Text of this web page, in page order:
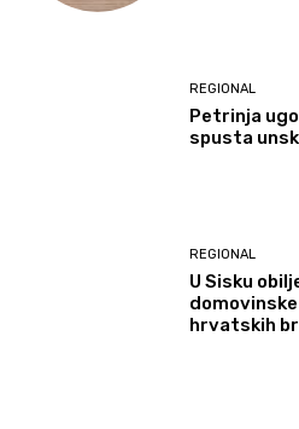
REGIONAL
Petrinja
spusta
REGIONAL
U Sisku
hrvatskih